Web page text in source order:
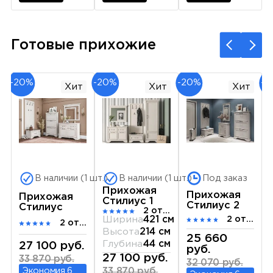
Готовые прихожие
-20% Хит
В наличии (1 шт.)
Прихожая
Стилиус
2 отзыва
27 100 руб.
33 870 руб.
Экономия 6
-20% Хит
В наличии (1 шт.)
Прихожая
Стилиус 1
2 отзыва
Ширина421 см
Высота214 см
Глубина44 см
27 100 руб.
33 870 руб.
-20% Хит
Под заказ
Прихожая
Стилиус 2
2 отзыва
25 660
руб.
32 070 руб.
-